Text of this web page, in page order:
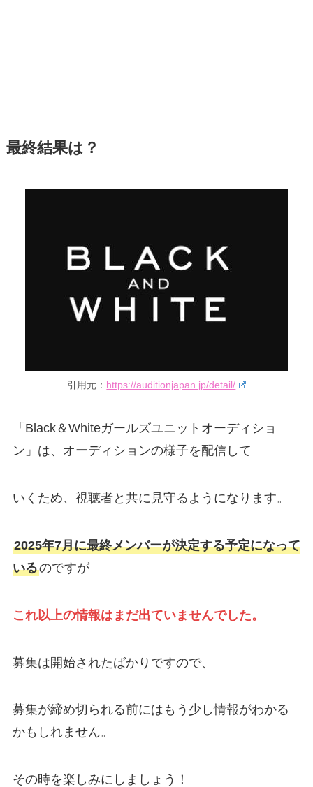
最終結果は？
引用元： https://auditionjapan.jp/detail/
「Black＆Whiteガールズユニットオーディショ
ン」は、オーディションの様子を配信して
いくため、視聴者と共に見守るようになります。
2025年7月に最終メンバーが決定する予定になって
いるのですが
これ以上の情報はまだ出ていませんでした。
募集は開始されたばかりですので、
募集が締め切られる前にはもう少し情報がわかる
かもしれません。
その時を楽しみにしましょう！